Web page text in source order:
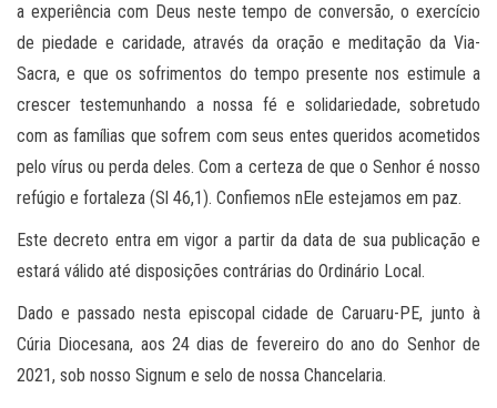
a experiência com Deus neste tempo de conversão, o exercício
de piedade e caridade, através da oração e meditação da Via-
Sacra, e que os sofrimentos do tempo presente nos estimule a
crescer testemunhando a nossa fé e solidariedade, sobretudo
com as famílias que sofrem com seus entes queridos acometidos
pelo vírus ou perda deles. Com a certeza de que o Senhor é nosso
refúgio e fortaleza (Sl 46,1). Confiemos nEle estejamos em paz.
Este decreto entra em vigor a partir da data de sua publicação e
estará válido até disposições contrárias do Ordinário Local.
Dado e passado nesta episcopal cidade de Caruaru-PE, junto à
Cúria Diocesana, aos 24 dias de fevereiro do ano do Senhor de
2021, sob nosso Signum e selo de nossa Chancelaria.